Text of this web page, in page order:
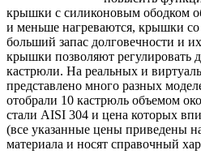
крышки с силиконовым ободком
и меньше нагреваются, крышки
больший запас долговечности и
крышки позволяют регулировать
кастрюли. На реальных и
представлено много разных
отобрали 10 кастрюль объемом
стали AISI 304 и цена которых
(все указанные цены приведены
материала и носят справочный